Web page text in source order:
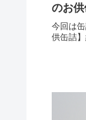
のお供
今回は
供缶詰